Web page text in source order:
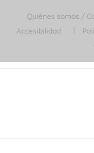
Quiénes somos /
Accesibilidad